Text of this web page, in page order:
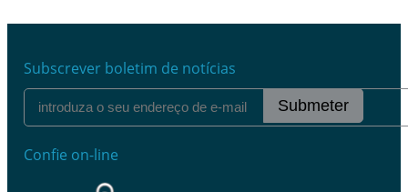
Subscrever boletim de notícias
Submeter
Confie on-line